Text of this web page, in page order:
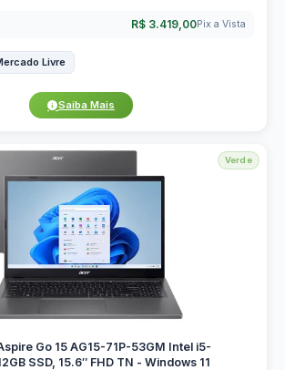
R$ 3.419,00Pix a Vista
Livre
Saiba Mais
Verde
Go 15 AG15-71P-53GM Intel i5-
SSD, 15.6″ FHD TN - Windows 11